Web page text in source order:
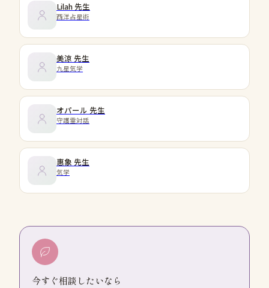
Lilah 先生
西洋占星術
美涼 先生
九星気学
オパール 先生
守護霊対話
惠象 先生
気学
今すぐ相談したいなら